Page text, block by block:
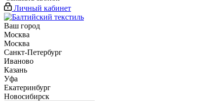
Личный кабинет
Ваш город
Москва
Москва
Санкт-Петербург
Иваново
Казань
Уфа
Екатеринбург
Новосибирск